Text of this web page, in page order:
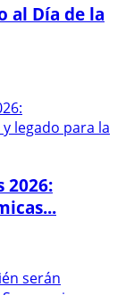
al Día de la
2026: